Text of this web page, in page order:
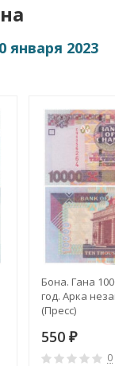
января 2023
Бона. Гана
год. Арка
(Пресс)
550₽
0